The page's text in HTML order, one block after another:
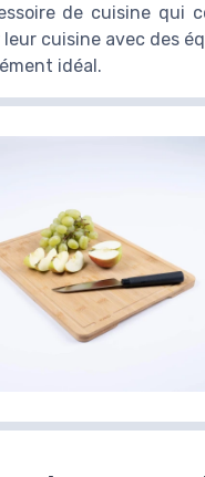
de cuisine qui
cuisine avec des
idéal.